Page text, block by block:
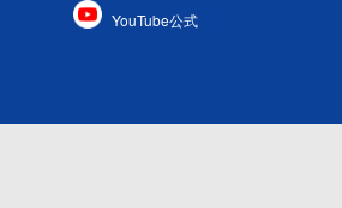
YouTube公式